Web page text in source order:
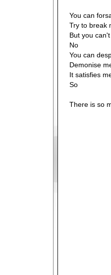
You can
Try to break
But you
No
You can
Demonise
It satisfies
So
There is so